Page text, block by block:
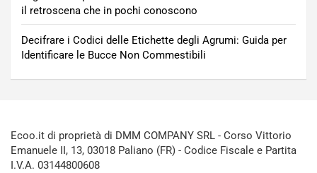
il retroscena che in pochi conoscono
Decifrare i Codici delle Etichette degli Agrumi: Guida per
Identificare le Bucce Non Commestibili
Ecoo.it di proprietà di DMM COMPANY SRL - Corso Vittorio
Emanuele II, 13, 03018 Paliano (FR) - Codice Fiscale e Partita
I.V.A. 03144800608